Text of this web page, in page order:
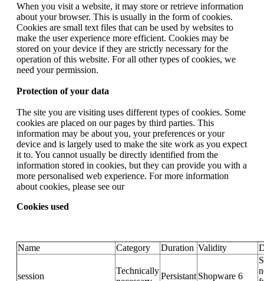
When you visit a website, it may store or retrieve information
about your browser. This is usually in the form of cookies.
Cookies are small text files that can be used by websites to
make the user experience more efficient. Cookies may be
stored on your device if they are strictly necessary for the
operation of this website. For all other types of cookies, we
need your permission.
Protection of your data
The site you are visiting uses different types of cookies. Some
cookies are placed on our pages by third parties. This
information may be about you, your preferences or your
device and is largely used to make the site work as you expect
it to. You cannot usually be directly identified from the
information stored in cookies, but they can provide you with a
more personalised web experience. For more information
about cookies, please see our
Cookies used
Name Category Duration Validity
session
Technically
Persistant Shopware 6